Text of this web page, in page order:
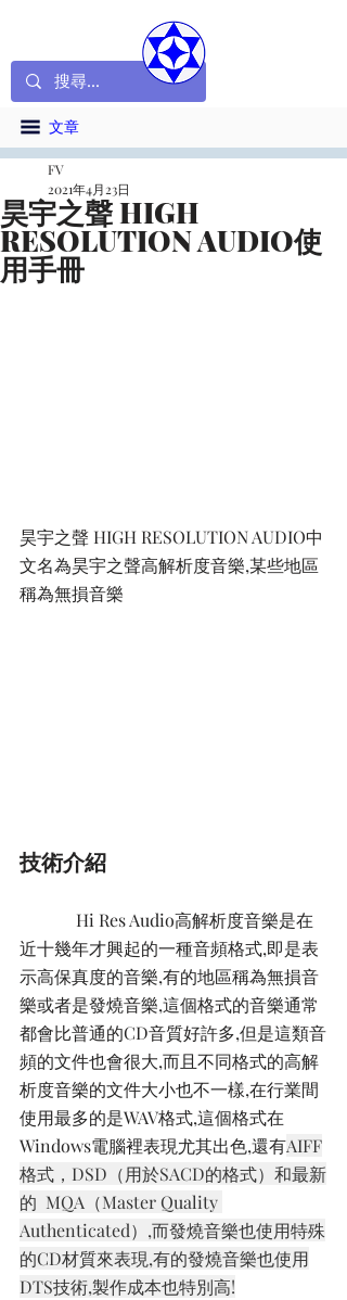
文章
昊宇之聲 HIGH
RESOLUTION AUDIO使
用手冊
FV
2021年4月23日
昊宇之聲 HIGH RESOLUTION AUDIO中
文名為昊宇之聲高解析度音樂,某些地區
稱為無損音樂
技術介紹
       Hi Res Audio高解析度音樂是在
近十幾年才興起的一種音頻格式,即是表
示高保真度的音樂,有的地區稱為無損音
樂或者是發燒音樂,這個格式的音樂通常
都會比普通的CD音質好許多,但是這類音
頻的文件也會很大,而且不同格式的高解
析度音樂的文件大小也不一樣,在行業間
使用最多的是WAV格式,這個格式在
Windows電腦裡表現尤其出色,還有AIFF
格式，DSD（用於SACD的格式）和最新
的  MQA（Master Quality
Authenticated）,而發燒音樂也使用特殊
的CD材質來表現,有的發燒音樂也使用
DTS技術,製作成本也特別高!